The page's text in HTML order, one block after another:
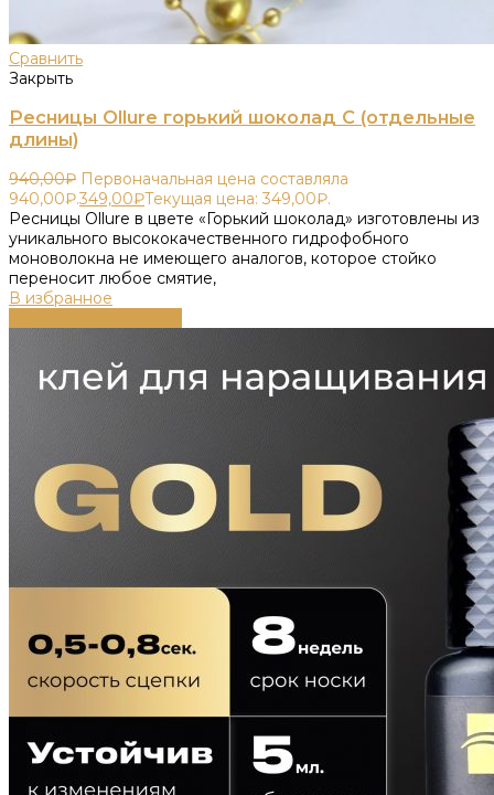
Сравнить
Закрыть
Ресницы Ollure горький шоколад C (отдельные
длины)
940,00₽ Первоначальная цена составляла
940,00₽.349,00₽Текущая цена: 349,00₽.
Ресницы Ollure в цвете «Горький шоколад» изготовлены из
уникального высококачественного гидрофобного
моноволокна не имеющего аналогов, которое стойко
переносит любое смятие,
В избранное